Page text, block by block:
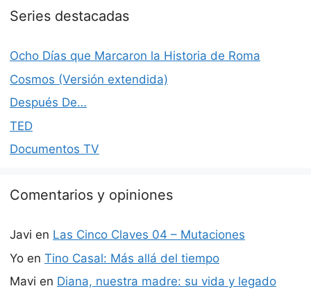
Series destacadas
Ocho Días que Marcaron la Historia de Roma
Cosmos (Versión extendida)
Después De…
TED
Documentos TV
Comentarios y opiniones
Javi en Las Cinco Claves 04 – Mutaciones
Yo en Tino Casal: Más allá del tiempo
Mavi en Diana, nuestra madre: su vida y legado